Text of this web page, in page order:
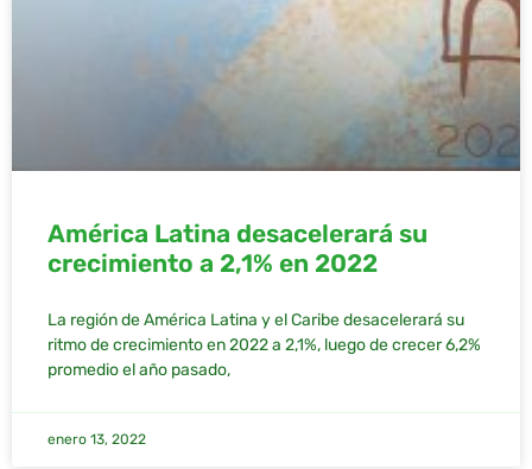
América Latina desacelerará su
crecimiento a 2,1% en 2022
La región de América Latina y el Caribe desacelerará su
ritmo de crecimiento en 2022 a 2,1%, luego de crecer 6,2%
promedio el año pasado,
enero 13, 2022